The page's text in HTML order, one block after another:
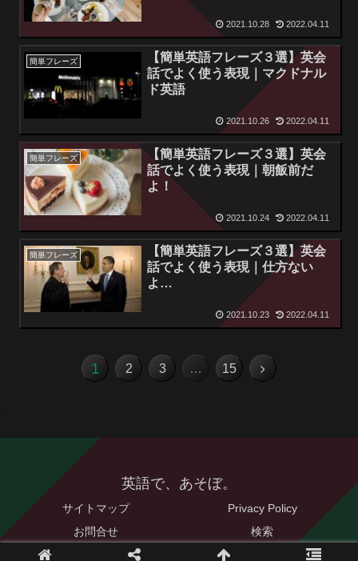
2021.10.28 2022.04.11
簡単フレーズ
【簡単英語フレーズ３選】英会
話でよく使う表現｜マクドナル
ド英語
2021.10.26 2022.04.11
簡単フレーズ
【簡単英語フレーズ３選】英会
話でよく使う表現｜朝飯前だ
よ！
2021.10.24 2022.04.11
簡単フレーズ
【簡単英語フレーズ３選】英会
話でよく使う表現｜仕方ない
よ…
2021.10.23 2022.04.11
1 2 3 … 15
英語で、あそぼ。
サイトマップ
Privacy Policy
お問合せ
検索